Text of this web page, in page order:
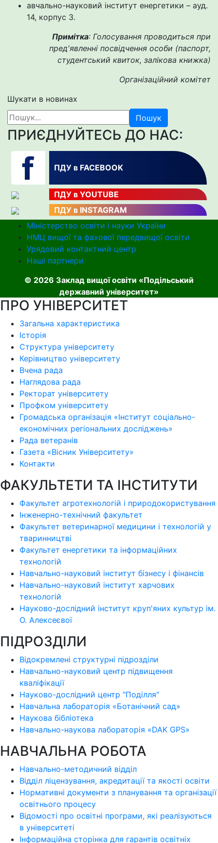
авчально-науковий інститут енергетики – ауд.
14, корпус 3.
Примітка: Голосування проводиться при
пред'явленні посвідчення особи (паспорт,
студентський квиток, залікова книжка)
Організаційний комітет
Шукати в новинах
Пошук
ПРИЄДНУЙТЕСЬ ДО НАС:
ПДУ в FACEBOOK
ПДУ в YOUTUBE
ПДУ в INSTAGRAM
Міністерство освіти і науки України
НМЦ вищої та фахової передвищої освіти
Урядовий контактний центр
Наші партнери
© 2026 Заклад вищої освіти «Подільський
державний університет»
ПРО УНІВЕРСИТЕТ
Загальна характеристика
Історія
Структура університету
Керівництво університету
Вчена рада
Наглядова рада
Ректорат університету
Профком університету
Громадська організація «Інститут соціально-
економічних регіональних досліджень»
Рада ветеранів
Газета «Вісник Університету»
Контакти
ФАКУЛЬТЕТИ ТА ІНСТИТУТИ
Факультет агротехнологій і природокористування
Інженерно-технічний факультет
Факультет ветеринарної медицини і технологій у
тваринництві
Факультет енергетики та інформаційних
технологій
Навчально-науковий інститут бізнесу і фінансів
Навчально-науковий інститут харчових
технологій
Науково-дослідний інститут круп'яних культур ім.
О. Алексеєвої
ПІДРОЗДІЛИ
Відокремлені структурні підрозділи
Навчально-науковий центр підвищення
кваліфікації
Науково-дослідний центр "Поділля"
Навчальна лабораторія «Ботанічний сад»
Наукова бібліотека
Навчально-наукова лабораторія «DAK GPS»
НАВЧАЛЬНА РОБОТА
Навчально-методичний відділ
Відділ ліцензування, акредитації та якості освіти
Нормативні документи з планування та організації
освітнього процесу
Відомості про освітні програми, які реалізуються
в університеті
Інформаційна сторінка для гарантів освітніх